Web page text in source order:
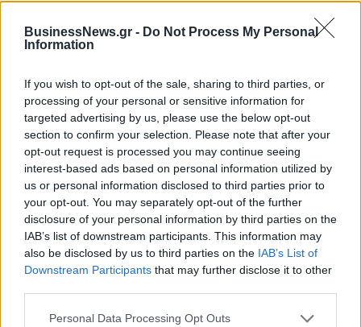
BusinessNews.gr - Do Not Process My Personal
Information
If you wish to opt-out of the sale, sharing to third parties, or
processing of your personal or sensitive information for
targeted advertising by us, please use the below opt-out
section to confirm your selection. Please note that after your
opt-out request is processed you may continue seeing
interest-based ads based on personal information utilized by
us or personal information disclosed to third parties prior to
your opt-out. You may separately opt-out of the further
disclosure of your personal information by third parties on the
IAB’s list of downstream participants. This information may
also be disclosed by us to third parties on the IAB’s List of
Downstream Participants that may further disclose it to other
Personal Data Processing Opt Outs
Εθνική Κορασίδων: Οι δηλώσεις
μετά τη νίκη επί της Δανίας και
των 2 GW σε Πολωνία και
Ουγγαρία
Fourlis: Συμφωνία για την πώληση συμμετοχής στο Sofia South Ring
Mall έναντι 49,35 εκατ. ευρώ
Χρηματιστήριο Αθηνών:
Εβδομαδιαία άνοδος 1,76%,
κέρδη 23,31% από τις αρχές
του έτους
ΣΚΑΪ: Ολοκληρώθηκε η θητεία
του Γρηγόρη Δημητριάδη - Ο
Γιάννης Αλαφούζος επιστρέφει
στη θέση του CEO